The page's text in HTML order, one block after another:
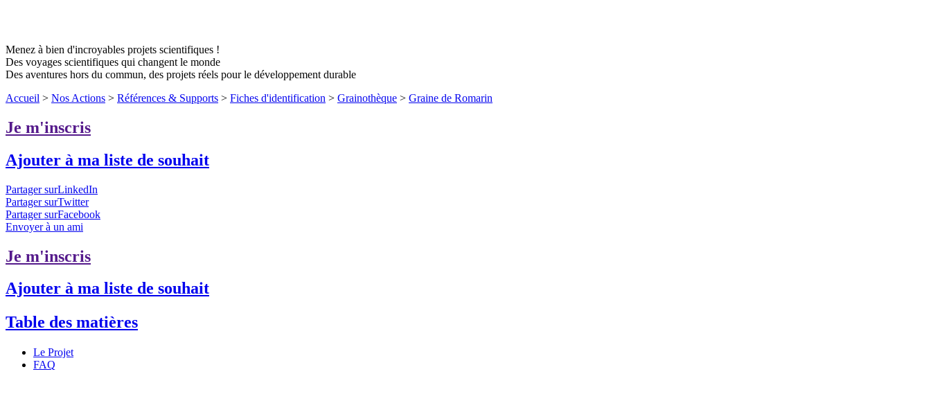
Menez à bien d'incroyables projets scientifiques !
Des voyages scientifiques qui changent le monde
Des aventures hors du commun, des projets réels pour le développement durable
Accueil > Nos Actions > Références & Supports > Fiches d'identification > Grainothèque > Graine de Romarin
Je m'inscris
Ajouter à ma liste de souhait
Partager surLinkedIn
Partager surTwitter
Partager surFacebook
Envoyer à un ami
Je m'inscris
Ajouter à ma liste de souhait
Table des matières
Le Projet
FAQ